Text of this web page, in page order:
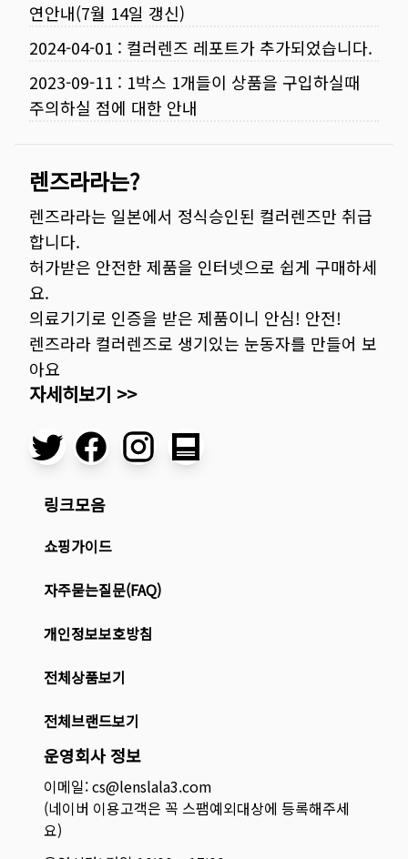
연안내(7월 14일 갱신)
2024-04-01 : 컬러렌즈 레포트가 추가되었습니다.
2023-09-11 : 1박스 1개들이 상품을 구입하실때
주의하실 점에 대한 안내
렌즈라라는?
렌즈라라는 일본에서 정식승인된 컬러렌즈만 취급
합니다.
허가받은 안전한 제품을 인터넷으로 쉽게 구매하세
요.
의료기기로 인증을 받은 제품이니 안심! 안전!
렌즈라라 컬러렌즈로 생기있는 눈동자를 만들어 보
아요
자세히보기 >>
링크모음
쇼핑가이드
자주묻는질문(FAQ)
개인정보보호방침
전체상품보기
전체브랜드보기
운영회사 정보
이메일: cs@lenslala3.com
(네이버 이용고객은 꼭 스팸예외대상에 등록해주세
요)